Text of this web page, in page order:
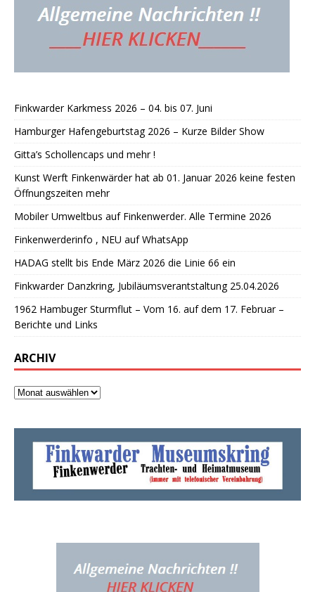
Finkwarder Karkmess 2026 – 04. bis 07. Juni
Hamburger Hafengeburtstag 2026 – Kurze Bilder Show
Gitta’s Schollencaps und mehr !
Kunst Werft Finkenwärder hat ab 01. Januar 2026 keine festen
Öffnungszeiten mehr
Mobiler Umweltbus auf Finkenwerder. Alle Termine 2026
Finkenwerderinfo , NEU auf WhatsApp
HADAG stellt bis Ende März 2026 die Linie 66 ein
Finkwarder Danzkring, Jubiläumsverantstaltung 25.04.2026
1962 Hambuger Sturmflut – Vom 16. auf dem 17. Februar –
Berichte und Links
ARCHIV